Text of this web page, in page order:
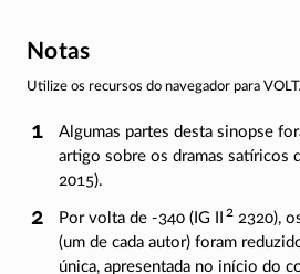
Notas
Utilize os recursos do navegador para
Algumas partes desta sinopse
artigo sobre os dramas satíricos
2015).
Por volta de -340 (IG II 22320),
(um de cada autor) foram
única, apresentada no início do